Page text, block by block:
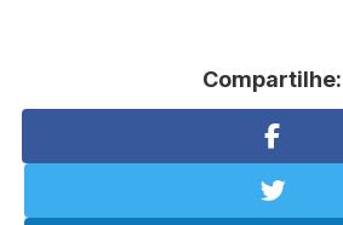
Compartilhe: